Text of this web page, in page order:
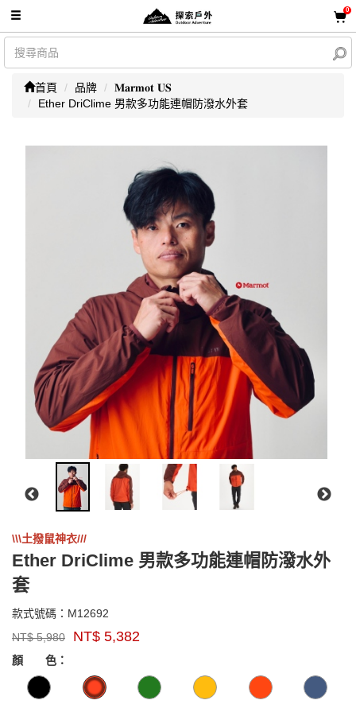
0
首頁 品牌
𝐌𝐚𝐫𝐦𝐨𝐭 𝐔𝐒
Ether DriClime 男款多功能連帽防潑水外套
\\\土撥鼠神衣///
Ether DriClime 男款多功能連帽防潑水外
套
款式號碼： M12692
牌：
Marmot
NT$5,980 NT$ 5,382
GOODS000000000000001961305
顏 色：